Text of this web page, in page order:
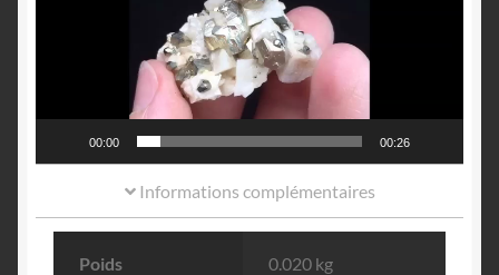
00:00 00:26
Informations complémentaires
Poids 0.020 kg